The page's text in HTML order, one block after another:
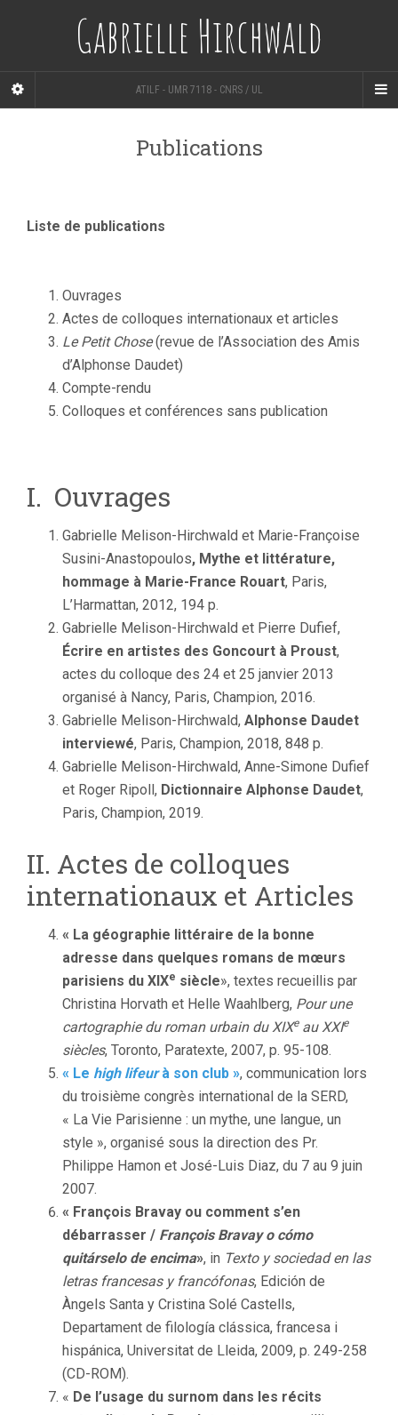
Gabrielle Hirchwald
ATILF - UMR 7118 - CNRS / UL
Publications
Liste de publications
Ouvrages
Actes de colloques internationaux et articles
Le Petit Chose(revue de l’Association des Amis
d’Alphonse Daudet)
Compte-rendu
Colloques et conférences sans publication
I. Ouvrages
Gabrielle Melison-Hirchwald et Marie-Françoise
Susini-Anastopoulos, Mythe et littérature,
hommage à Marie-France Rouart, Paris,
L’Harmattan, 2012, 194 p.
Gabrielle Melison-Hirchwald et Pierre Dufief,
Écrire en artistes des Goncourt à Proust,
actes du colloque des 24 et 25 janvier 2013
organisé à Nancy, Paris, Champion, 2016.
Gabrielle Melison-Hirchwald, Alphonse Daudet
interviewé, Paris, Champion, 2018, 848 p.
Gabrielle Melison-Hirchwald, Anne-Simone Dufief
et Roger Ripoll, Dictionnaire Alphonse Daudet,
Paris, Champion, 2019.
II. Actes de colloques
internationaux et Articles
« La géographie littéraire de la bonne
adresse dans quelques romans de mœurs
parisiens du XIXe siècle», textes recueillis par
Christina Horvath et Helle Waahlberg, Pour une
cartographie du roman urbain du XIXeau XXIe
siècles, Toronto, Paratexte, 2007, p. 95-108.
« Le high lifeurà son club », communication lors
du troisième congrès international de la SERD,
« La Vie Parisienne : un mythe, une langue, un
style », organisé sous la direction des Pr.
Philippe Hamon et José-Luis Diaz, du 7 au 9 juin
2007.
« François Bravay ou comment s’en
débarrasser / François Bravay o cómo
quitárselo de encima», in Texto y sociedad en las
letras francesas y francófonas, Edición de
Àngels Santa y Cristina Solé Castells,
Departament de filología clássica, francesa i
hispánica, Universitat de Lleida, 2009, p. 249-258
(CD-ROM).
« De l’usage du surnom dans les récits